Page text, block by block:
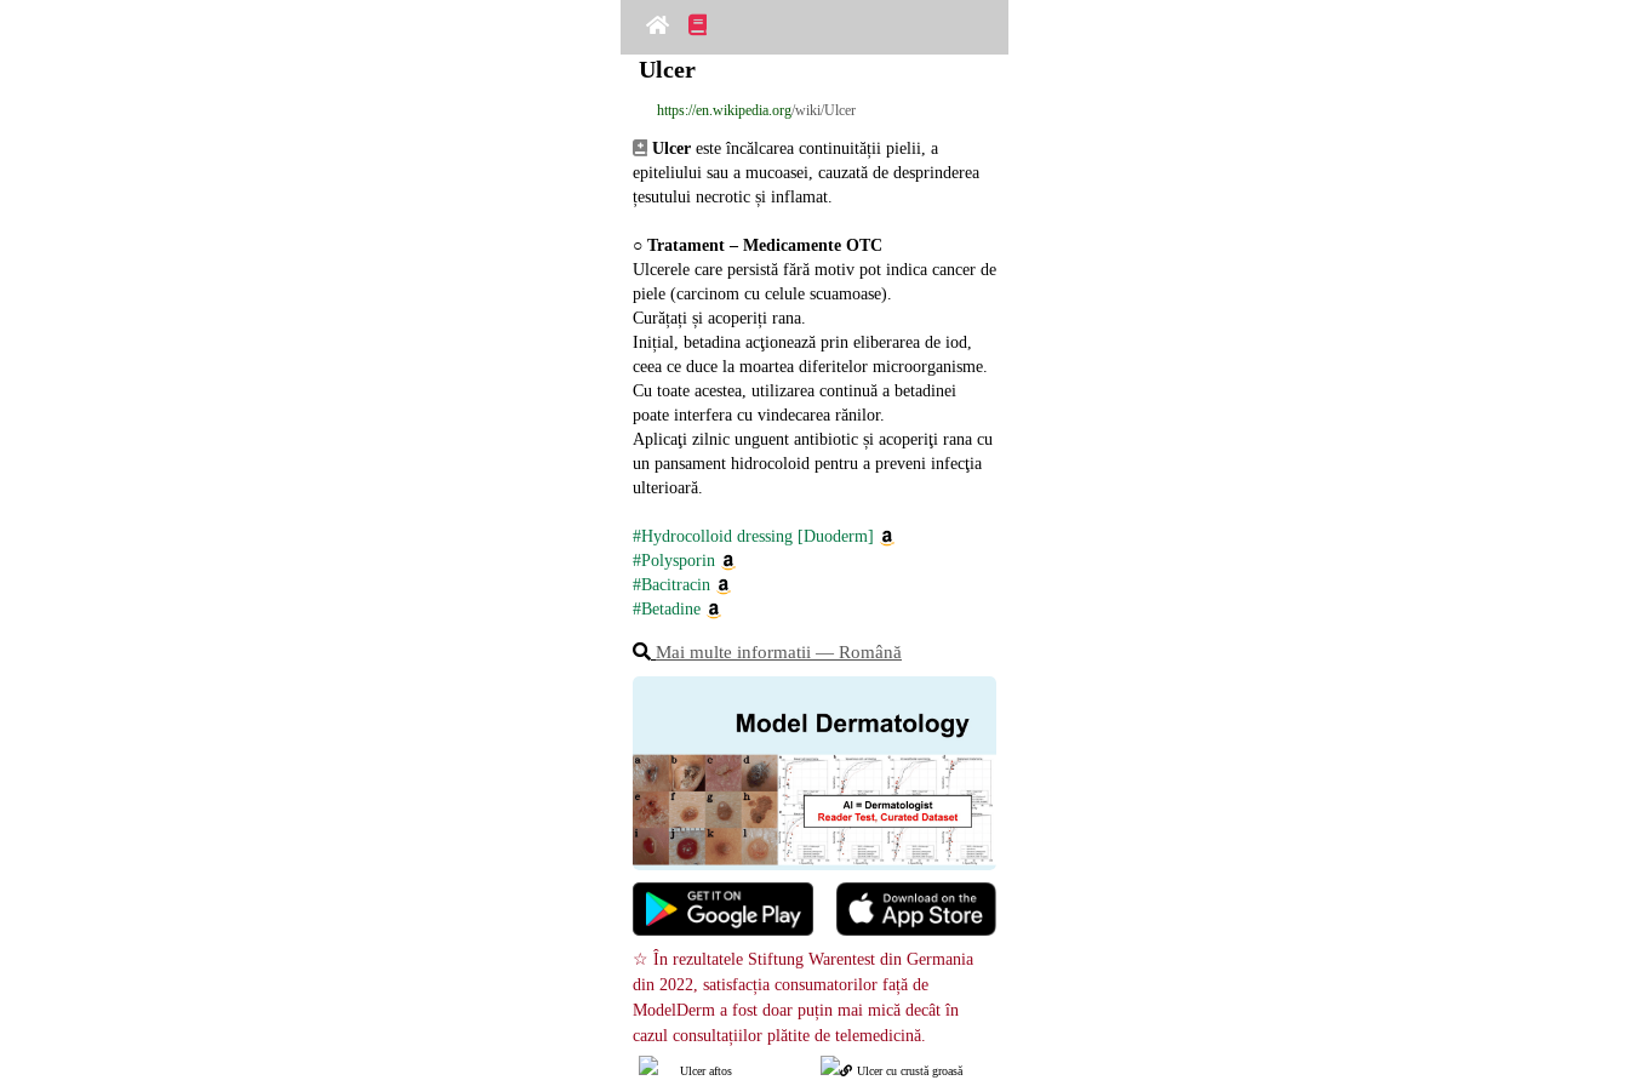
Ulcer
https://en.wikipedia.org/wiki/Ulcer
Ulcer este încălcarea continuității pielii, a
epiteliului sau a mucoasei, cauzată de desprinderea
țesutului necrotic și inflamat.
○ Tratament – Medicamente OTC
Ulcerele care persistă fără motiv pot indica cancer de
piele (carcinom cu celule scuamoase).
Curățați și acoperiți rana.
Inițial, betadina acţionează prin eliberarea de iod,
ceea ce duce la moartea diferitelor microorganisme.
Cu toate acestea, utilizarea continuă a betadinei
poate interfera cu vindecarea rănilor.
Aplicaţi zilnic unguent antibiotic și acoperiţi rana cu
un pansament hidrocoloid pentru a preveni infecţia
ulterioară.
#Hydrocolloid dressing [Duoderm]
#Polysporin
#Bacitracin
#Betadine
Mai multe informatii ― Română
☆ În rezultatele Stiftung Warentest din Germania
din 2022, satisfacția consumatorilor față de
ModelDerm a fost doar puțin mai mică decât în ​​
cazul consultațiilor plătite de telemedicină.
Ulcer aftos Ulcer cu crustă groasă